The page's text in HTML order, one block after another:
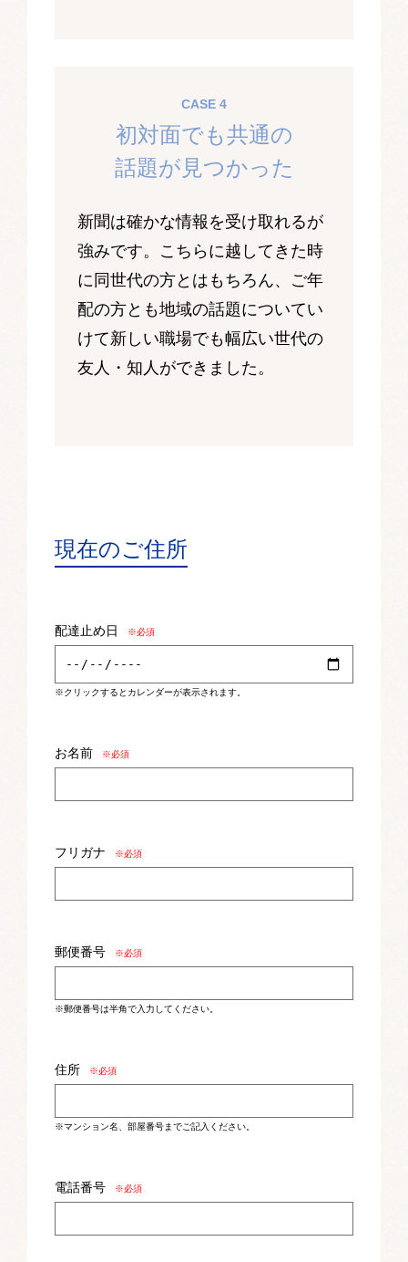
CASE 4
初対面でも共通の
話題が見つかった
新聞は確かな情報を受け取れるが
強みです。こちらに越してきた時
に同世代の方とはもちろん、ご年
配の方とも地域の話題についてい
けて新しい職場でも幅広い世代の
友人・知人ができました。
現在のご住所
配達止め日 ※必須
※クリックするとカレンダーが表示されます。
お名前 ※必須
フリガナ ※必須
郵便番号 ※必須
※郵便番号は半角で入力してください。
住所 ※必須
※マンション名、部屋番号までご記入ください。
電話番号 ※必須